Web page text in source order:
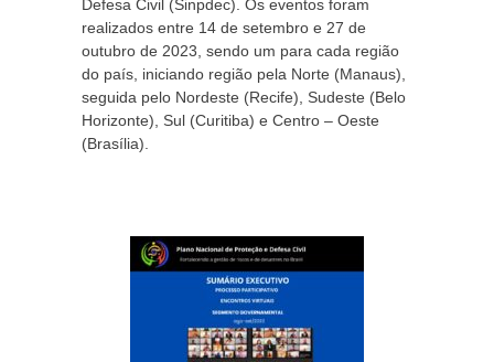
Defesa Civil (Sinpdec). Os eventos foram
realizados entre 14 de setembro e 27 de
outubro de 2023, sendo um para cada região
do país, iniciando região pela Norte (Manaus),
seguida pelo Nordeste (Recife), Sudeste (Belo
Horizonte), Sul (Curitiba) e Centro – Oeste
(Brasília).